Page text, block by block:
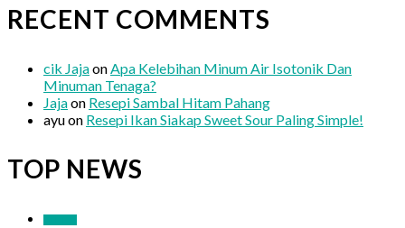
RECENT COMMENTS
cik JajaonApa Kelebihan Minum Air Isotonik Dan
Minuman Tenaga?
Jajaon Resepi Sambal Hitam Pahang
ayuon Resepi Ikan Siakap Sweet Sour Paling Simple!
TOP NEWS